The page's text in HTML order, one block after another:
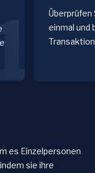
Überprüfen
einmal und
es Einzelpersonen
sie ihre